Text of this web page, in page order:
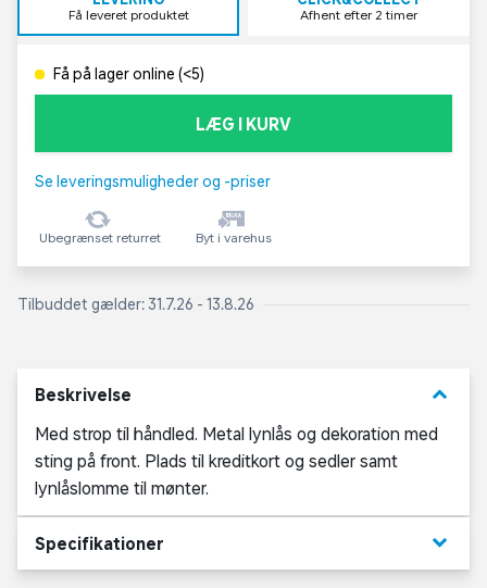
Få leveret produktet Afhent efter 2 timer
Få på lager online (<5)
LÆG I KURV
Se leveringsmuligheder og -priser
Ubegrænset returret Byt i varehus
Tilbuddet gælder: 31.7.26 - 13.8.26
Beskrivelse keyboard_arrow_down
Med strop til håndled. Metal lynlås og dekoration med
sting på front. Plads til kreditkort og sedler samt
lynlåslomme til mønter.
Specifikationer keyboard_arrow_down